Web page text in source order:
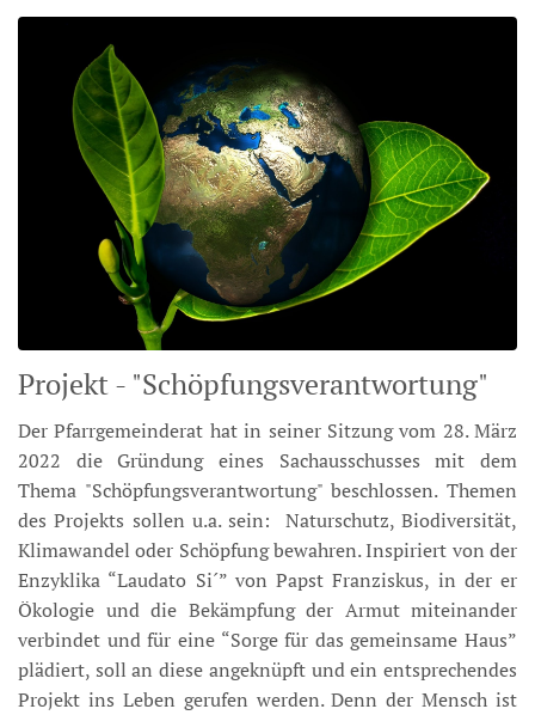
Projekt - "Schöpfungsverantwortung"
Der Pfarrgemeinderat hat in seiner Sitzung vom 28. März
2022 die Gründung eines Sachausschusses mit dem
Thema "Schöpfungsverantwortung" beschlossen. Themen
des Projekts sollen u.a. sein: Naturschutz, Biodiversität,
Klimawandel oder Schöpfung bewahren. Inspiriert von der
Enzyklika “Laudato Si´” von Papst Franziskus, in der er
Ökologie und die Bekämpfung der Armut miteinander
verbindet und für eine “Sorge für das gemeinsame Haus”
plädiert, soll an diese angeknüpft und ein entsprechendes
Projekt ins Leben gerufen werden. Denn der Mensch ist